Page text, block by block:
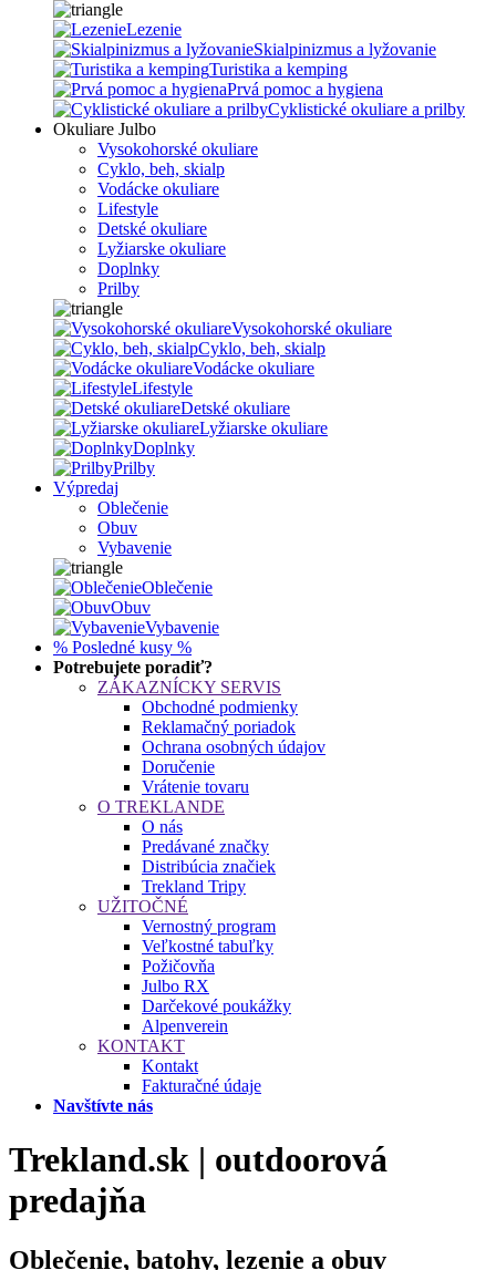
Lezenie
Skialpinizmus a lyžovanie
Turistika a kemping
Prvá pomoc a hygiena
Cyklistické okuliare a prilby
Okuliare Julbo
Vysokohorské okuliare
Cyklo, beh, skialp
Vodácke okuliare
Lifestyle
Detské okuliare
Lyžiarske okuliare
Doplnky
Prilby
Vysokohorské okuliare
Cyklo, beh, skialp
Vodácke okuliare
Lifestyle
Detské okuliare
Lyžiarske okuliare
Doplnky
Prilby
Výpredaj
Oblečenie
Obuv
Vybavenie
Oblečenie
Obuv
Vybavenie
% Posledné kusy %
Potrebujete poradiť?
ZÁKAZNÍCKY SERVIS
Obchodné podmienky
Reklamačný poriadok
Ochrana osobných údajov
Doručenie
Vrátenie tovaru
O TREKLANDE
O nás
Predávané značky
Distribúcia značiek
Trekland Tripy
UŽITOČNÉ
Vernostný program
Veľkostné tabuľky
Požičovňa
Julbo RX
Darčekové poukážky
Alpenverein
KONTAKT
Kontakt
Fakturačné údaje
Navštívte nás
Trekland.sk | outdoorová
predajňa
Oblečenie, batohy, lezenie a obuv